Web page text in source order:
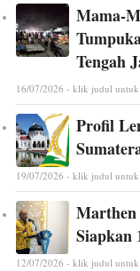
Mama-
Tengah
16/07/2026 - klik judul untuk
Profil
19/07/2026 - klik judul untuk
Marthen
Siapkan
12/07/2026 - klik judul untuk